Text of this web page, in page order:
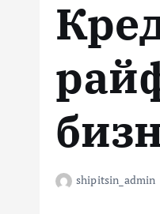
shipitsin_admin